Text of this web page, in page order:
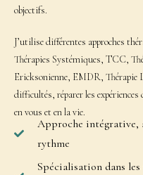
objectifs.
J’utilise différentes approches
Thérapies Systémiques, TCC,
Ericksonienne, EMDR, Thérapie
difficultés, réparer les
en vous et en la vie.
Approche intégrative,
rythme
Spécialisation dans